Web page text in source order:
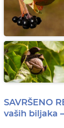
SAVRŠENO
vaših biljaka